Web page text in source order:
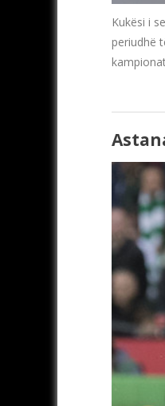
Kukësi i
periudhë